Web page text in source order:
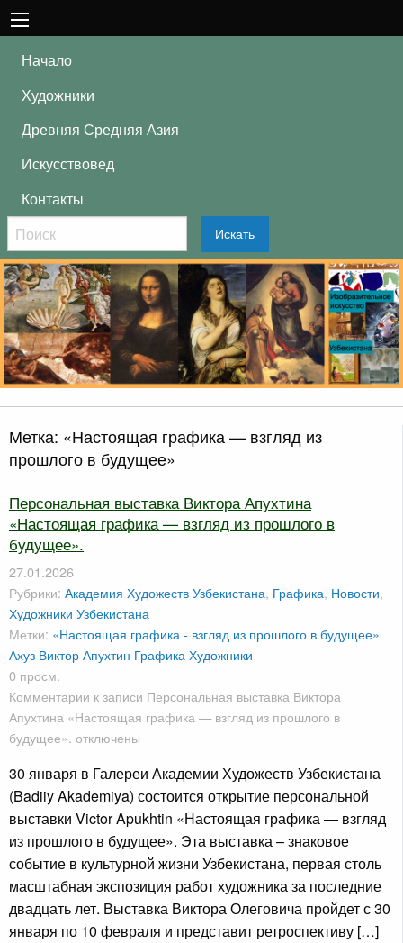
Начало
Художники
Древняя Средняя Азия
Искусствовед
Контакты
Искать
Метка: «Настоящая графика — взгляд из
прошлого в будущее»
Персональная выставка Виктора Апухтина
«Настоящая графика — взгляд из прошлого в
будущее».
27.01.2026
Рубрики: Академия Художеств Узбекистана, Графика, Новости,
Художники Узбекистана
Метки: «Настоящая графика - взгляд из прошлого в будущее»
Ахуз Виктор Апухтин Графика Художники
0 просм.
Комментарии к записи Персональная выставка Виктора
Апухтина «Настоящая графика — взгляд из прошлого в
будущее». отключены
30 января в Галереи Академии Художеств Узбекистана
(Badiiy Akademiya) состоится открытие персональной
выставки Victor Apukhtin «Настоящая графика — взгляд
из прошлого в будущее». Эта выставка – знаковое
событие в культурной жизни Узбекистана, первая столь
масштабная экспозиция работ художника за последние
двадцать лет. Выставка Виктора Олеговича пройдет с 30
января по 10 февраля и представит ретроспективу […]